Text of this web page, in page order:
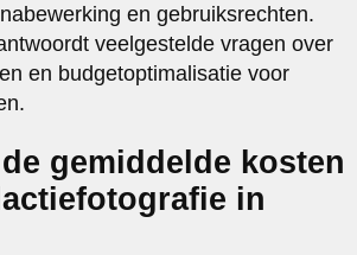
en gebruiksrechten.
veelgestelde vragen over
en budgetoptimalisatie voor
gemiddelde kosten
in